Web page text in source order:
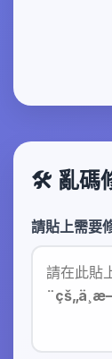
🛠️ 亂碼
請貼上需要